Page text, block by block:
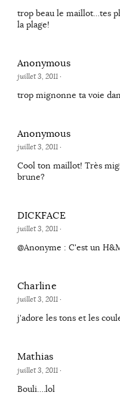
trop beau le maillot…tes
la plage!
Anonymous
juillet 3, 2011·
trop mignonne ta voie
Anonymous
juillet 3, 2011·
Cool ton maillot! Très
brune?
DICKFACE
juillet 3, 2011·
@Anonyme : C'est un
Charline
juillet 3, 2011·
j'adore les tons et les
Mathias
juillet 3, 2011·
Bouli….lol